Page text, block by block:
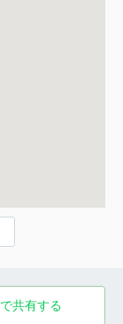
共有する